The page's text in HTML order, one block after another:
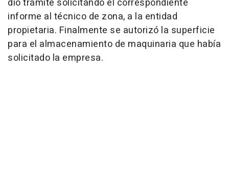
informe al técnico de zona, a la entidad
propietaria. Finalmente se autorizó la superficie
para el almacenamiento de maquinaria que había
solicitado la empresa.